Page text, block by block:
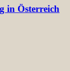
in Österreich